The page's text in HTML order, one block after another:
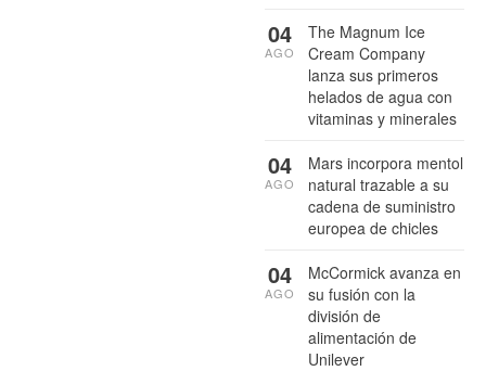
The Magnum Ice
Cream Company
lanza sus primeros
helados de agua con
vitaminas y minerales
04
AGO
Mars incorpora mentol
natural trazable a su
cadena de suministro
europea de chicles
04
AGO
McCormick avanza en
su fusión con la
división de
alimentación de
Unilever
04
AGO